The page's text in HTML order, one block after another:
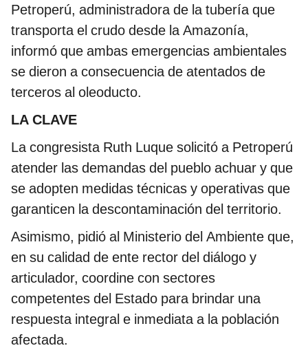
Petroperú, administradora de la tubería que
transporta el crudo desde la Amazonía,
informó que ambas emergencias ambientales
se dieron a consecuencia de atentados de
terceros al oleoducto.
LA CLAVE
La congresista Ruth Luque solicitó a Petroperú
atender las demandas del pueblo achuar y que
se adopten medidas técnicas y operativas que
garanticen la descontaminación del territorio.
Asimismo, pidió al Ministerio del Ambiente que,
en su calidad de ente rector del diálogo y
articulador, coordine con sectores
competentes del Estado para brindar una
respuesta integral e inmediata a la población
afectada.